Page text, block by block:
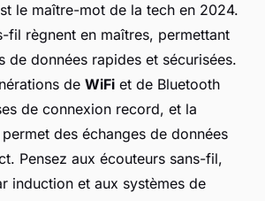
le maître-mot de la tech en 2024.
fil règnent en maîtres, permettant
de données rapides et sécurisées.
de WiFi et de Bluetooth
de connexion record, et la
des échanges de données
Pensez aux écouteurs sans-fil,
induction et aux systèmes de